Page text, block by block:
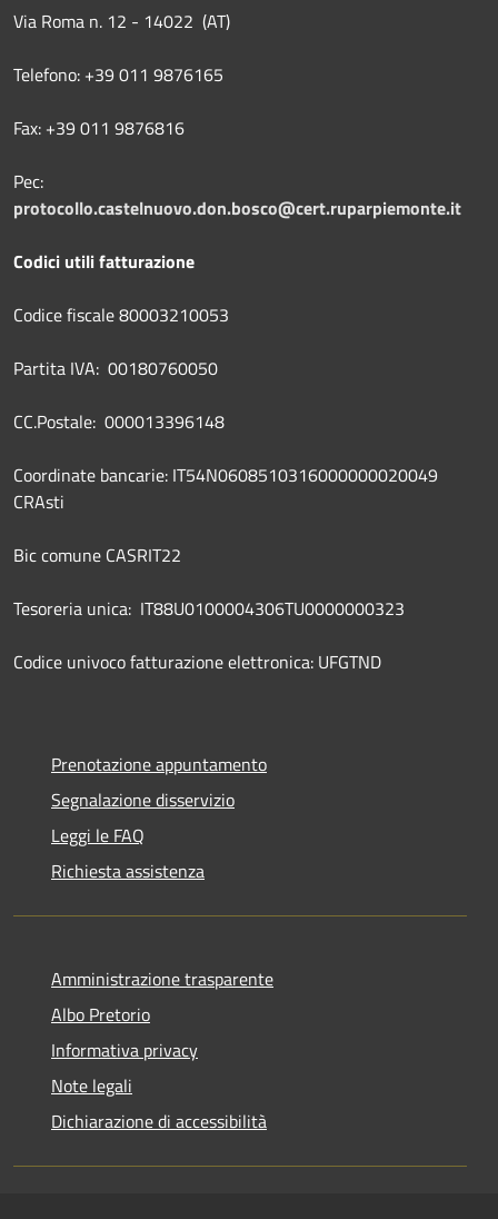
Via Roma n. 12 - 14022 (AT)
Telefono: +39 011 9876165
Fax: +39 011 9876816
Pec:
protocollo.castelnuovo.don.bosco@cert.ruparpiemonte.it
Codici utili fatturazione
Codice fiscale 80003210053
Partita IVA: 00180760050
CC.Postale: 000013396148
Coordinate bancarie: IT54N0608510316000000020049
CRAsti
Bic comune CASRIT22
Tesoreria unica: IT88U0100004306TU0000000323
Codice univoco fatturazione elettronica: UFGTND
Prenotazione appuntamento
Segnalazione disservizio
Leggi le FAQ
Richiesta assistenza
Amministrazione trasparente
Albo Pretorio
Informativa privacy
Note legali
Dichiarazione di accessibilità